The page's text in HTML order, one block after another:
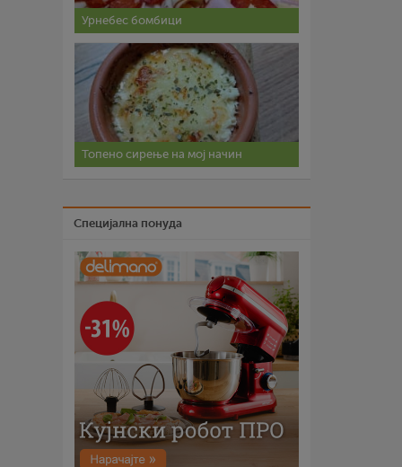
Урнебес бомбици
Топено сирење на мој начин
Специјална понуда